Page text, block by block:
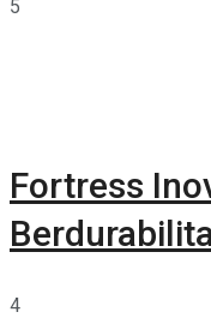
5
Fortress
4